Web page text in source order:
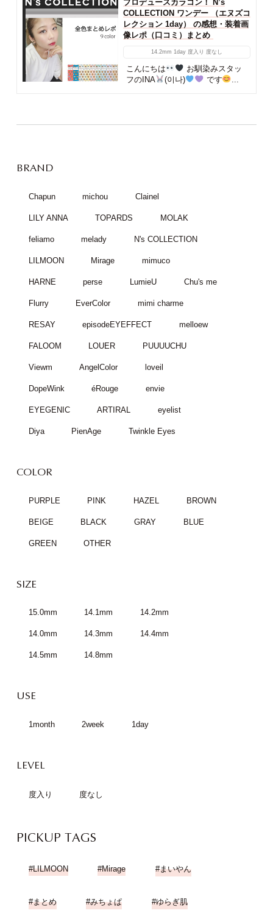
プロデュースカラコン！ N’s
COLLECTION ワンデー （エヌズコ
レクション 1day） の感想・装着画
像レポ（口コミ）まとめ
14.2mm 1day 度入り 度なし
こんにちは
お馴染みスタッ
フのINA
(이나) です ...
BRAND
Chapun michou Clainel
LILY ANNA TOPARDS MOLAK
feliamo melady N's COLLECTION
LILMOON Mirage mimuco
HARNE perse LumieU Chu's me
Flurry EverColor mimi charme
RESAY episodeEYEFFECT melloew
FALOOM LOUER PUUUUCHU
Viewm AngelColor loveil
DopeWink éRouge envie
EYEGENIC ARTIRAL eyelist
Diya PienAge Twinkle Eyes
COLOR
PURPLE PINK HAZEL BROWN
BEIGE BLACK GRAY BLUE
GREEN OTHER
SIZE
15.0mm 14.1mm 14.2mm
14.0mm 14.3mm 14.4mm
14.5mm 14.8mm
USE
1month 2week 1day
LEVEL
度入り 度なし
PICKUP TAGS
LILMOON Mirage まいやん
まとめ みちょぱ ゆらぎ肌